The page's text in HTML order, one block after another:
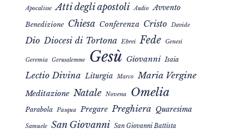
Apocalisse Atti degli apostoli Audio Avvento
Benedizione Chiesa Conferenza Cristo Davide
Dio Diocesi di Tortona Ebrei Fede Genesi
Geremia Gerusalemme Gesù Giovanni Isaia
Lectio Divina Liturgia Marco Maria Vergine
Meditazione Natale Novena Omelia
Parabola Pasqua Pregare Preghiera Quaresima
Samuele San Giovanni San Giovanni Battista